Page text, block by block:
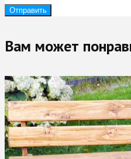
Вам может